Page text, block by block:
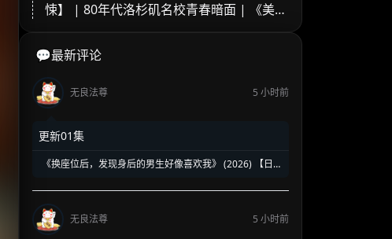
悚】 | 80年代洛杉矶名校青春暗面 | 《美国
💬最新评论
无良法尊 5 小时前
更新01集
《换座位后，发现身后的男生好像喜欢我》 (2026) 【日
座位引发的直球高甜校园BL
无良法尊
5 小时前